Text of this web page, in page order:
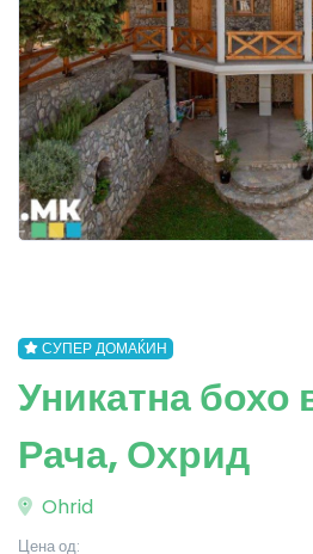
СУПЕР ДОМАЌИН
Уникатна бохо
Рача, Охрид
Ohrid
Цена од: